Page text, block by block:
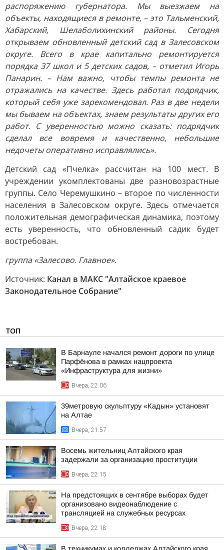
распоряжению губернатора. Мы выезжаем на
объекты, находящиеся в ремонте, – это Тальменский,
Хабарский, Шелаболихинский районы. Сегодня
открываем обновленный детский сад в Залесовском
округе. Всего в крае капитально ремонтируется
порядка 37 школ и 5 детских садов, – отметил Игорь
Панарин. – Нам важно, чтобы темпы ремонта не
отражались на качестве. Здесь работал подрядчик,
который себя уже зарекомендовал. Раз в две недели
мы бываем на объектах, знаем результаты других его
работ. С уверенностью можно сказать: подрядчик
сделал все вовремя и качественно, небольшие
недочеты оперативно исправлялись».
Детский сад «Пчелка» рассчитан на 100 мест. В
учреждении укомплектованы две разновозрастные
группы. Село Черемушкино – второе по численности
населения в Залесовском округе. Здесь отмечается
положительная демографическая динамика, поэтому
есть уверенность, что обновленный садик будет
востребован.
группа «Залесово. Главное».
Источник: Канал в МАКС "Алтайское краевое
Законодательное Собрание"
ТОП
В Барнауле начался ремонт дороги по улице
Парфёнова в рамках нацпроекта
«Инфраструктура для жизни»
Вчера, 22:06
39метровую скульптуру «Кадын» установят
на Алтае
Вчера, 21:57
Восемь жительниц Алтайского края
задержали за организацию проституции
Вчера, 22:15
На предстоящих в сентябре выборах будет
организовано видеонаблюдение с
трансляцией на служебных ресурсах
Вчера, 22:18